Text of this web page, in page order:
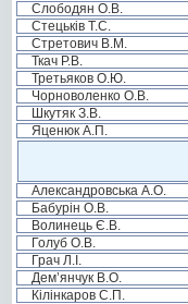
Слободян О.В.
Стецьків Т.С.
Стретович В.М.
Ткач Р.В.
Третьяков О.Ю.
Чорноволенко О.В.
Шкутяк З.В.
Яценюк А.П.
Александровська А.О.
Бабурін О.В.
Волинець Є.В.
Голуб О.В.
Грач Л.І.
Дем’янчук В.О.
Кілінкаров С.П.